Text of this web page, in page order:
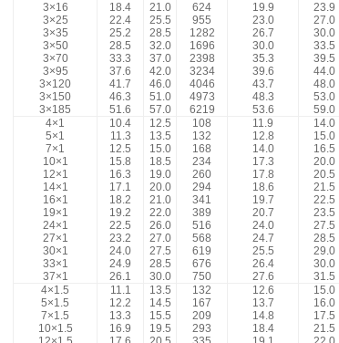
3×16
3×25
3×35
3×50
3×70
3×95
3×120
3×150
3×185
18.4
22.4
25.2
28.5
33.3
37.6
41.7
46.3
51.6
21.0
25.5
28.5
32.0
37.0
42.0
46.0
51.0
57.0
624
955
1282
1696
2398
3234
4046
4973
6219
19.9
23.0
26.7
30.0
35.3
39.6
43.7
48.3
53.6
23.9
27.0
30.0
33.5
39.5
44.0
48.0
53.0
59.0
4×1
5×1
7×1
10×1
12×1
14×1
16×1
19×1
24×1
27×1
30×1
33×1
37×1
10.4
11.3
12.5
15.8
16.3
17.1
18.2
19.2
22.5
23.2
24.0
24.9
26.1
12.5
13.5
15.0
18.5
19.0
20.0
21.0
22.0
26.0
27.0
27.5
28.5
30.0
108
132
168
234
260
294
341
389
516
568
619
676
750
11.9
12.8
14.0
17.3
17.8
18.6
19.7
20.7
24.0
24.7
25.5
26.4
27.6
14.0
15.0
16.5
20.0
20.5
21.5
22.5
23.5
27.5
28.5
29.0
30.0
31.5
4×1.5
5×1.5
7×1.5
10×1.5
11.1
12.2
13.3
16.9
13.5
14.5
15.5
19.5
132
167
209
293
12.6
13.7
14.8
18.4
15.0
16.0
17.5
21.5